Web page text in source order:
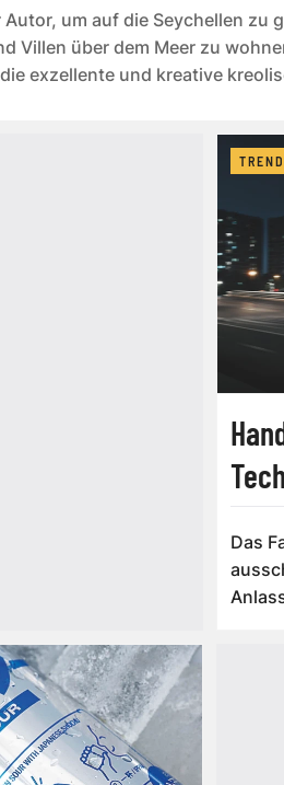
um auf die Seychellen zu
Villen über dem Meer zu
exzellente und kreative
Das